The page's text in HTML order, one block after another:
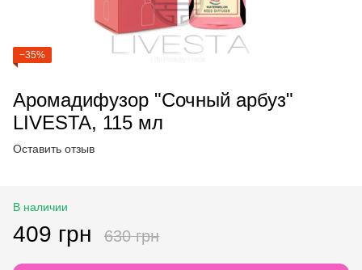
−35%
Аромадифузор "Сочный арбуз"
LIVESTA, 115 мл
Оставить отзыв
В наличии
409 грн 630 грн